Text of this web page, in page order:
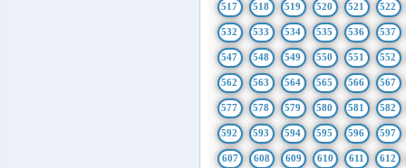
517 518 519 520 521 522
532 533 534 535 536 537
547 548 549 550 551 552
562 563 564 565 566 567
577 578 579 580 581 582
592 593 594 595 596 597
607 608 609 610 611 612